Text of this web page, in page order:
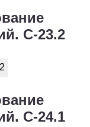
С-23.2
С-24.1